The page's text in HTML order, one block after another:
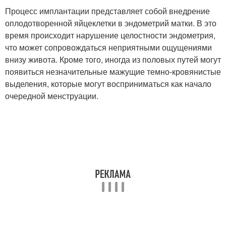
Процесс имплантации представляет собой внедрение
оплодотворенной яйцеклетки в эндометрий матки. В это
время происходит нарушение целостности эндометрия,
что может сопровождаться неприятными ощущениями
внизу живота. Кроме того, иногда из половых путей могут
появиться незначительные мажущие темно-кровянистые
выделения, которые могут восприниматься как начало
очередной менструации.